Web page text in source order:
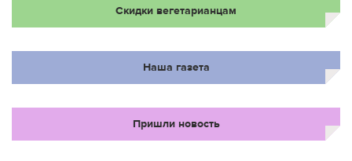
Скидки вегетарианцам
Наша газета
Пришли новость